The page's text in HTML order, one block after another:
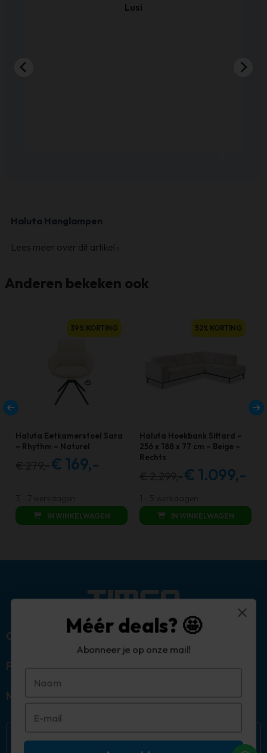
Lusi
Haluta Hanglampen
Lees meer over dit artikel ›
Anderen bekeken ook
Haluta Eetkamerstoel Sara
– Rhythm – Naturel
Oorspronkelijke
€ 169,-
€ 169,00.
39% KORTING
IN WINKELWAGEN
Haluta Hoekbank Sittard –
256 x 188 x 77 cm – Beige –
Rechts
Oorspronkelijke
was:
€ 2.299,00.
€ 1.099,-
is:
€
52% KORTING
IN WINKELWAGEN
Over ons
Populaire categorieën
Mijn account
Méér deals? 🤩
Abonneer je op onze mail!